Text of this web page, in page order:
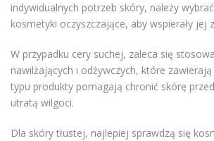
indywidualnych potrzeb skóry, należy
kosmetyki oczyszczające, aby wspierały jej
W przypadku cery suchej, zaleca się
nawilżających i odżywczych, które
typu produkty pomagają chronić skórę
utratą wilgoci.
Dla skóry tłustej, najlepiej sprawdzą się